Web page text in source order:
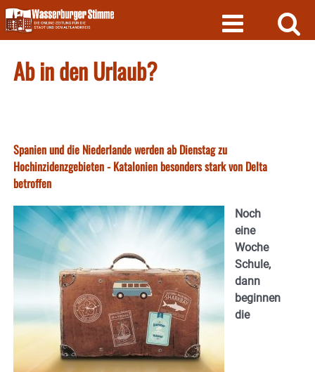
Skip
to
content
Ab in den Urlaub?
Spanien und die Niederlande werden ab Dienstag zu
Hochinzidenzgebieten - Katalonien besonders stark von Delta
betroffen
Noch
eine
Woche
Schule,
dann
beginnen
die